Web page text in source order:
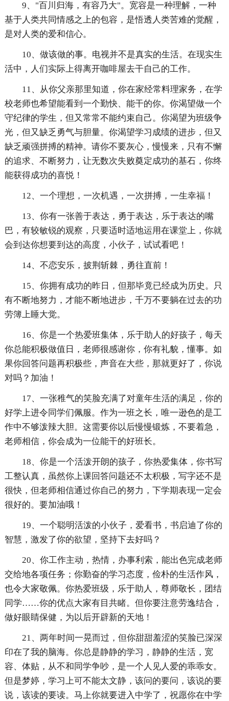
9、"百川归海，有容乃大"。宽容是一种理解，一种
基于人类共同情感之上的包容，是悟透人类苦难的觉醒，
是对人类的爱和信心。
10、做该做的事。电视并不是真实的生活。在现实生
活中，人们实际上得离开咖啡屋去干自己的工作。
11、从你父亲那里知道，你在家经常料理家务，在学
校老师也希望能看到一个勤快、能干的你。你渴望做一个
守纪律的学生，但又常常不能约束自己。你渴望为班级争
光，但又缺乏勇气与胆量。你渴望学习成绩的进步，但又
缺乏顽强拼搏的精神。请你不要灰心，慢慢来，只有不懈
的追求、不断努力，让无数次失败奠定成功的基石，你终
能获得成功的喜悦！
12、一个理想，一次机遇，一次拼搏，一生幸福！
13、你有一张善于表达，勇于表达，乐于表达的嘴
巴，有较敏锐的观察，只要适时适地运用在课堂上，你就
会到达你想要到达的高度，小伙子，试试看吧！
14、不恋安乐，披荆斩棘，勇往直前！
15、你拥有成功的昨日，但那毕竟已经成为历史。只
有不断地努力，才能不断地进步，千万不要躺在过去的功
劳簿上睡大觉。
16、你是一个热爱班集体，乐于助人的好孩子，每天
你总能积极做值日，老师很感谢你，你有礼貌，懂事。如
果你回答问题再积极些，声音在大些，那就更好了，你说
对吗？加油！
17、一张稚气的笑脸充满了对童年生活的满足，你的
好学上进令同学们佩服。作为一班之长，唯一逊色的是工
作中不够泼辣大胆。这需要你以后慢慢锻炼，不要着急，
老师相信，你会成为一位能干的好班长。
18、你是一个活泼开朗的孩子，你热爱集体，你书写
工整认真，虽然你上课回答问题还不太积极，写字还不是
很快，但老师相信通过你自己的努力，下学期表现一定会
很好的。要加油哦！
19、一个聪明活泼的小伙子，爱看书，书启迪了你的
智慧，激发了你的欲望，坚持下去好吗？
20、你工作主动，热情，办事利索，能出色完成老师
交给地各项任务；你勤奋的学习态度，俭朴的生活作风，
也令大家敬佩。你热爱班级，乐于助人，尊师敬长，团结
同学……你的优点大家有目共睹。但你要注意劳逸结合，
做好眼睛保健，为以后开辟新的天地！
21、两年时间一晃而过，但你甜甜羞涩的笑脸已深深
印在了我的脑海。你总是静静的学习，静静的生活，宽
容、体贴，从不和同学争吵，是一个人见人爱的乖乖女。
但是梦婷，学习上可不能太文静，该问的要问，该说的要
说，该读的要读。马上你就要进入中学了，祝愿你在中学